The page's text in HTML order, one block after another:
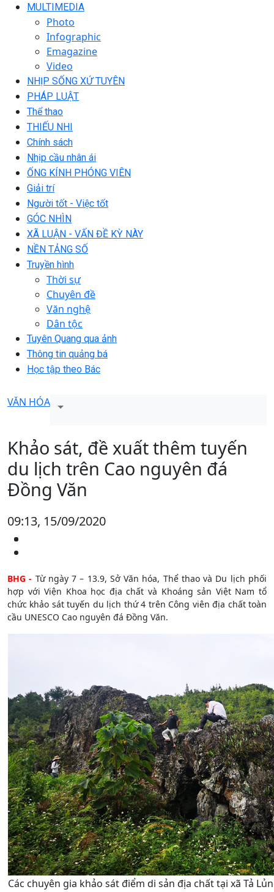
MULTIMEDIA
Photo
Infographic
Emagazine
Video
NHỊP SỐNG XỨ TUYÊN
PHÁP LUẬT
Thể thao
THIẾU NHI
Chính sách
Nhịp cầu nhân ái
ỐNG KÍNH PHÓNG VIÊN
Giải trí
Người tốt - Việc tốt
GÓC NHÌN
XÃ LUẬN - VẤN ĐỀ KỲ NÀY
NỀN TẢNG SỐ
Truyền hình
Thời sự
Chuyên đề
Văn nghệ
Dân tộc
Tuyên Quang qua ảnh
Thông tin quảng bá
Học tập theo Bác
VĂN HÓA
Khảo sát, đề xuất thêm tuyến
du lịch trên Cao nguyên đá
Đồng Văn
09:13, 15/09/2020
BHG - Từ ngày 7 – 13.9, Sở Văn hóa, Thể thao và Du lịch phối
hợp với Viện Khoa học địa chất và Khoáng sản Việt Nam tổ
chức khảo sát tuyến du lịch thứ 4 trên Công viên địa chất toàn
cầu UNESCO Cao nguyên đá Đồng Văn.
Các chuyên gia khảo sát điểm di sản địa chất tại xã Tả